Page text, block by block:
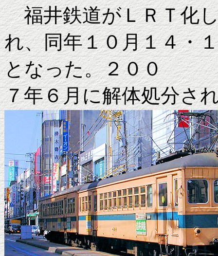
福井鉄道がＬＲＴ化し
れ、同年１０月１４・
となった。２００
７年６月に解体処分さ